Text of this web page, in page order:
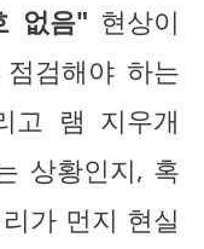
없음" 현상이
검해야 하는
고 램 지우개
상황인지, 혹
가 먼지 현실